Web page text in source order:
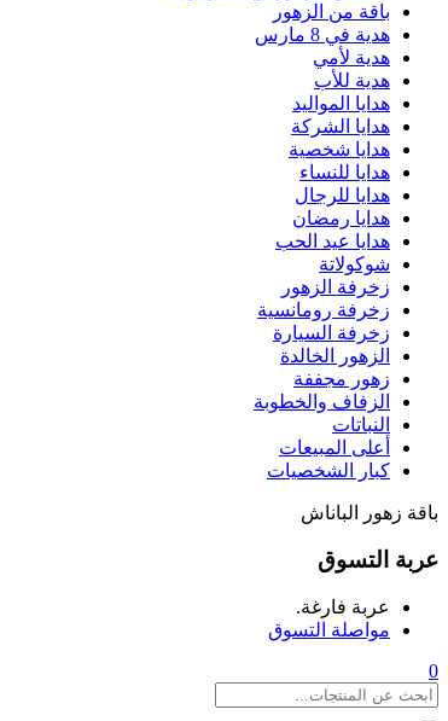
باقة من الزهور
هدية في 8 مارس
هدية لأمي
هدية للأب
هدايا المواليد
هدايا الشركة
هدايا شخصية
هدايا للنساء
هدايا للرجال
هدايا رمضان
هدايا عيد الحب
شوكولاتة
زخرفة الزهور
زخرفة رومانسية
زخرفة السيارة
الزهور الخالدة
زهور مجففة
الزفاف والخطوبة
النباتات
أعلى المبيعات
كبار الشخصيات
باقة زهور الباناش
عربة التسوق
عربة فارغة.
مواصلة التسوق
0